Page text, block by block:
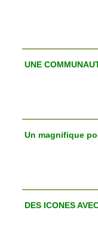
UNE
Un magnifique
DES ICONES